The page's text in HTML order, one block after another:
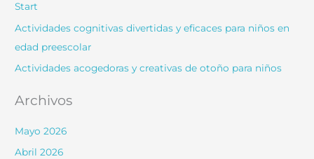
Start
Actividades cognitivas divertidas y eficaces para niños en
edad preescolar
Actividades acogedoras y creativas de otoño para niños
Archivos
Mayo 2026
Abril 2026